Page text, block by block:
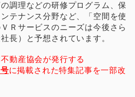
調理などの研修プログラム、保
テナンス分野など、「空間を使
Ｒサービスのニーズは今後さら
長）と予想されています。
動産協会が発行する
に掲載された特集記事を一部改